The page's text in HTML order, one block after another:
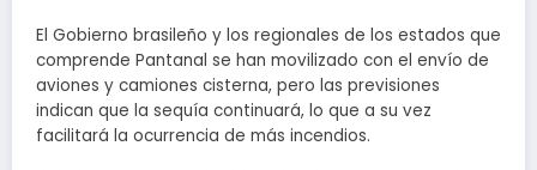
El Gobierno brasileño y los regionales de los estados que
comprende Pantanal se han movilizado con el envío de
aviones y camiones cisterna, pero las previsiones
indican que la sequía continuará, lo que a su vez
facilitará la ocurrencia de más incendios.